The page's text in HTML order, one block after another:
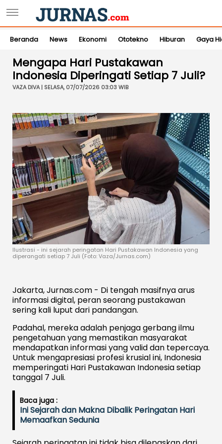
Beranda News Ekonomi Ototekno Hiburan Gaya
Mengapa Hari Pustakawan
Indonesia Diperingati Setiap 7 Juli?
VAZA DIVA | SELASA, 07/07/2026 03:03 WIB
Ilustrasi - ini sejarah peringatan Hari Pustakawan Indonesia yang
diperangati setiap 7 Juli (Foto: Vaza/Jurnas.com)
Jakarta, Jurnas.com - Di tengah masifnya arus
informasi digital, peran seorang pustakawan
sering kali luput dari pandangan.
Padahal, mereka adalah penjaga gerbang ilmu
pengetahuan yang memastikan masyarakat
mendapatkan informasi yang valid dan tepercaya.
Untuk mengapresiasi profesi krusial ini, Indonesia
memperingati Hari Pustakawan Indonesia setiap
tanggal 7 Juli.
Baca juga :
Ini Sejarah dan Makna Dibalik Peringatan Hari
Memaafkan Sedunia